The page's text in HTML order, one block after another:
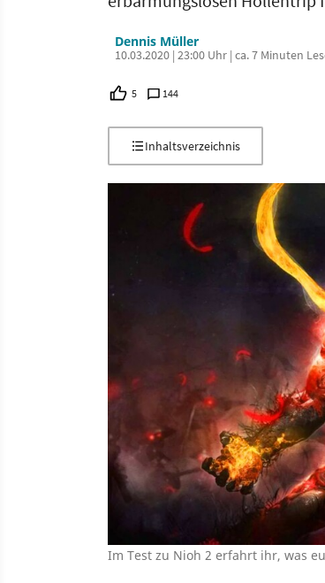
Dennis Müller
10.03.2020 | 23:00 Uhr | ca. 7 Minuten
5 144
Inhaltsverzeichnis
Im Test zu Nioh 2 erfahrt ihr, was